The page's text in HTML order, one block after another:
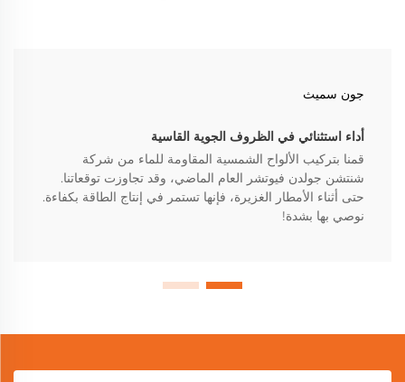
جون سميث
أداء استثنائي في الظروف الجوية القاسية
قمنا بتركيب الألواح الشمسية المقاومة للماء من شركة
شنتشن جولدن فيوتشر العام الماضي، وقد تجاوزت توقعاتنا.
حتى أثناء الأمطار الغزيرة، فإنها تستمر في إنتاج الطاقة بكفاءة.
نوصي بها بشدة!